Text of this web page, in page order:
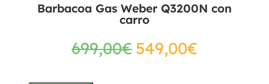
Barbacoa Gas Weber Q3200N con
carro
699,00€ 549,00€